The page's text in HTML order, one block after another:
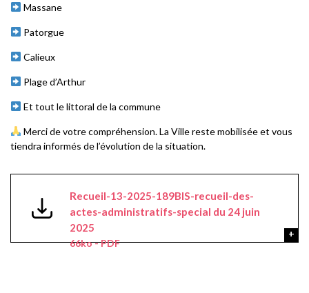
Massane
Patorgue
Calieux
Plage d’Arthur
Et tout le littoral de la commune
Merci de votre compréhension. La Ville reste mobilisée et vous
tiendra informés de l’évolution de la situation.
Recueil-13-2025-189BIS-recueil-des-
actes-administratifs-special du 24 juin
2025
66ko - PDF